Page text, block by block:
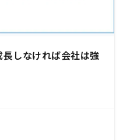
しなければ会社は強